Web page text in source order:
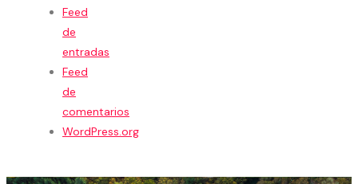
Feed
de
entradas
Feed
de
comentarios
WordPress.org